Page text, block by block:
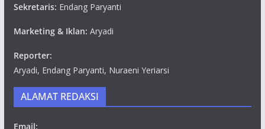
Sekretaris: Endang Paryanti
Marketing & Iklan: Aryadi
Reporter:
Aryadi, Endang Paryanti, Nuraeni Yeriarsi
ALAMAT REDAKSI
Email: